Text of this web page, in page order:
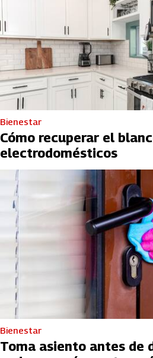
Bienestar
Cómo recuperar el
electrodomésticos
Bienestar
Toma asiento antes de